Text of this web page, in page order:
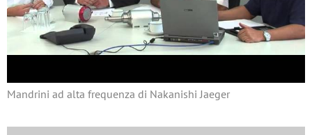
Mandrini ad alta frequenza di Nakanishi Jaeger